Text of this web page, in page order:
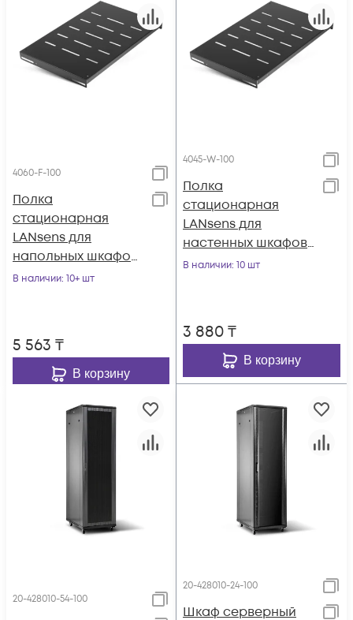
4060-F-100
Полка
стационарная
LANsens для
напольных шкафов
глубиной 600мм,
В наличии: 10+ шт
5 563 ₸
В корзину
4045-W-100
Полка
стационарная
LANsens для
настенных шкафов
глубиной 450мм,
В наличии: 10 шт
3 880₸
В корзину
20-428010-54-100
20-428010-24-100
Шкаф серверный